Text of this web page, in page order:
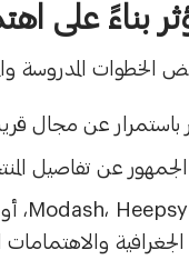
بناءً على
الخطوات المدروسة
باستمرار عن
عن تفاصيل
الجغرافية